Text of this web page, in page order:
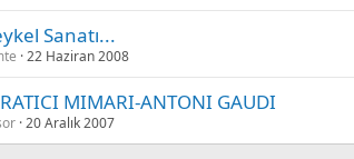
Sanatı...
22 Haziran 2008
MIMARI-ANTONI GAUDI
20 Aralık 2007